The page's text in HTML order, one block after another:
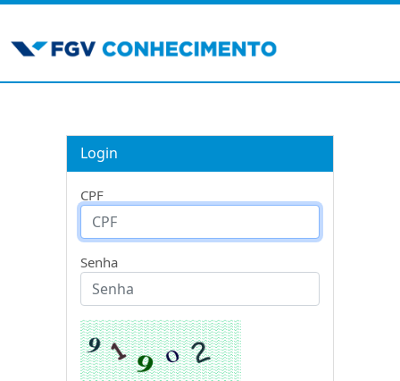
Login
CPF
Senha